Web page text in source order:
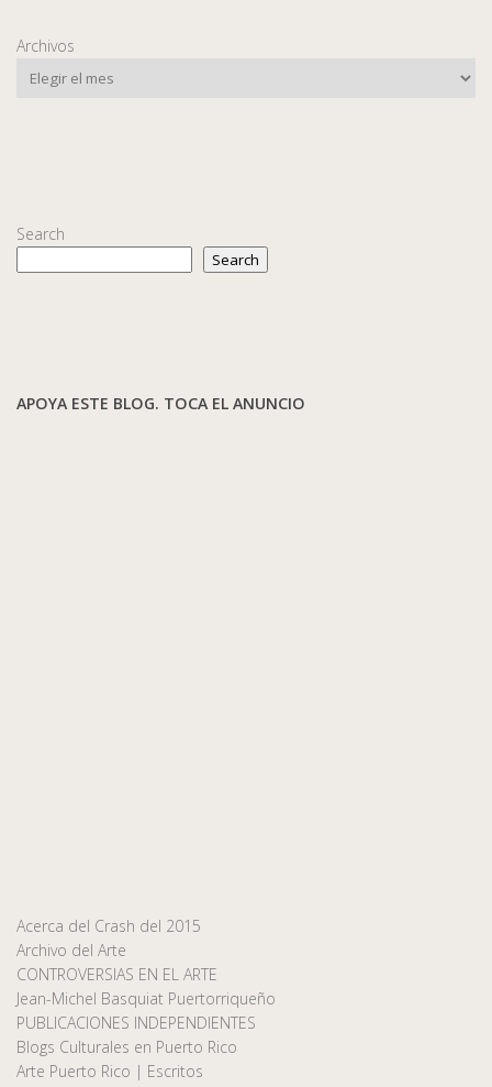
Archivos
Search
Search
APOYA ESTE BLOG. TOCA EL ANUNCIO
Acerca del Crash del 2015
Archivo del Arte
CONTROVERSIAS EN EL ARTE
Jean-Michel Basquiat Puertorriqueño
PUBLICACIONES INDEPENDIENTES
Blogs Culturales en Puerto Rico
Arte Puerto Rico | Escritos